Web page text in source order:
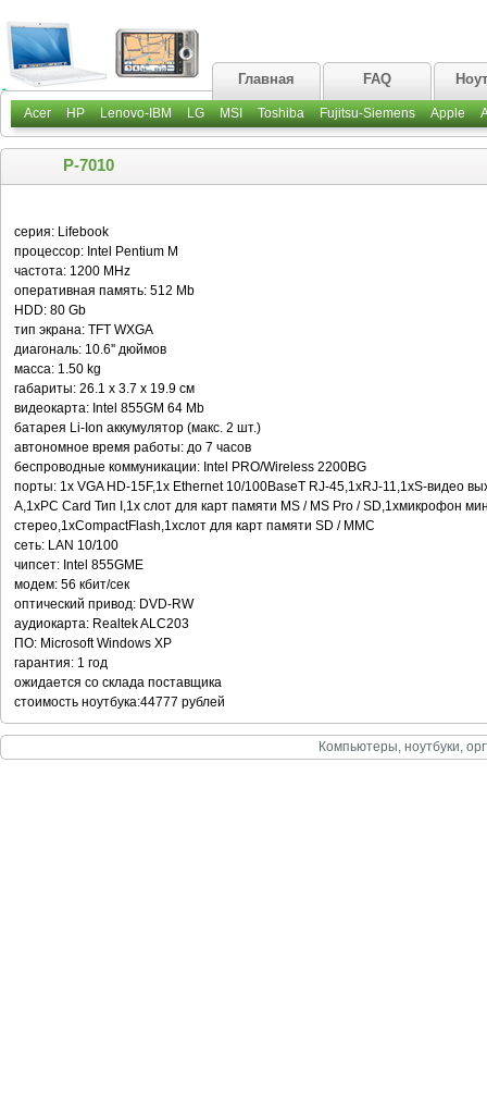
Главная FAQ
Acer HP Lenovo-IBM LG MSI Toshiba Fujitsu-Siemens Apple
P-7010
серия: Lifebook
процессор: Intel Pentium M
частота: 1200 MHz
оперативная память: 512 Mb
HDD: 80 Gb
тип экрана: TFT WXGA
диагональ: 10.6'' дюймов
масса: 1.50 kg
габариты: 26.1 x 3.7 x 19.9 см
видеокарта: Intel 855GM 64 Mb
батарея Li-Ion аккумулятор (макс. 2 шт.)
автономное время работы: до 7 часов
беспроводные коммуникации: Intel PRO/Wireless 2200BG
порты: 1x VGA HD-15F,1x Ethernet 10/100BaseT RJ-45,1xRJ-11,1xS-видео
A,1xPC Card Тип I,1x слот для карт памяти MS / MS Pro / SD,1xмикрофон
стерео,1xCompactFlash,1xслот для карт памяти SD / MMC
сеть: LAN 10/100
чипсет: Intel 855GME
модем: 56 кбит/сек
оптический привод: DVD-RW
аудиокарта: Realtek ALC203
ПО: Microsoft Windows XP
гарантия: 1 год
ожидается со склада поставщика
стоимость ноутбука:44777 рублей
Компьютеры, ноутбуки,